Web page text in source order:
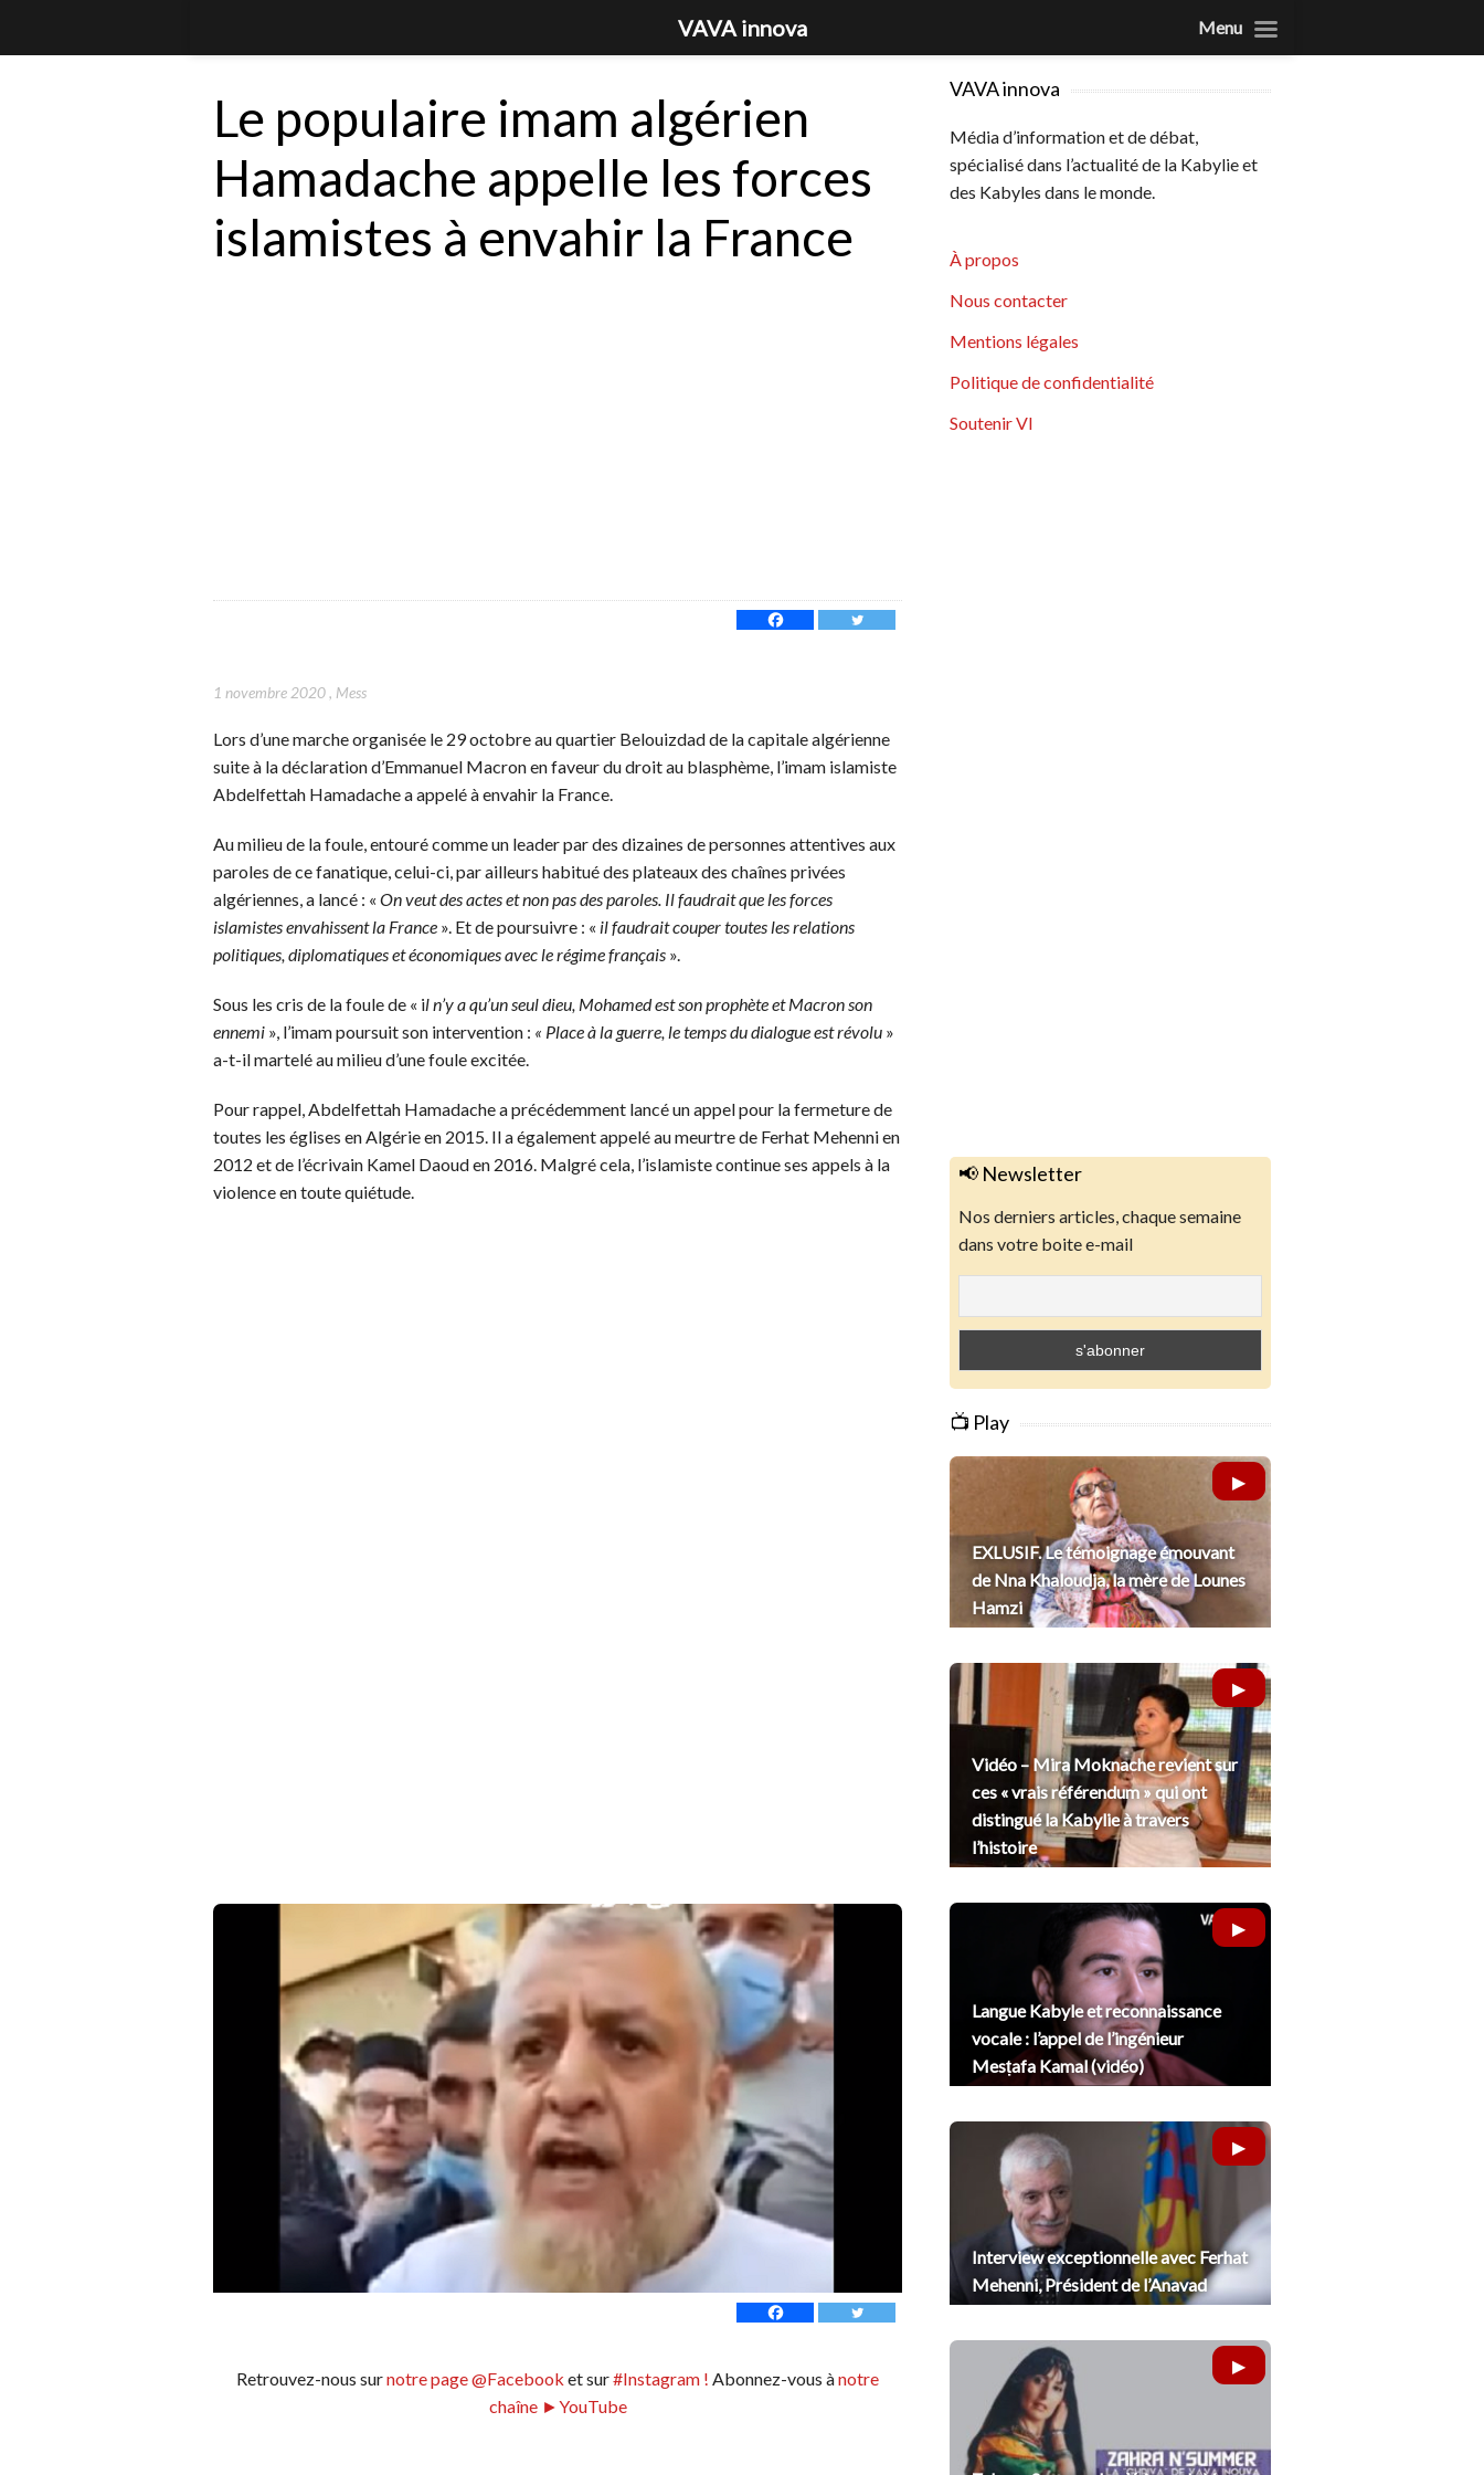
Le populaire imam algérien
Hamadache appelle les forces
islamistes à envahir la France
1 novembre 2020, Mess
Lors d’une marche organisée le 29 octobre au quartier Belouizdad de la capitale algérienne
suite à la déclaration d’Emmanuel Macron en faveur du droit au blasphème, l’imam islamiste
Abdelfettah Hamadache a appelé à envahir la France.
Au milieu de la foule, entouré comme un leader par des dizaines de personnes attentives aux
paroles de ce fanatique, celui-ci, par ailleurs habitué des plateaux des chaînes privées
algériennes, a lancé : «On veut des actes et non pas des paroles. Il faudrait que les forces
islamistes envahissent la France ». Et de poursuivre : « il faudrait couper toutes les relations
politiques, diplomatiques et économiques avec le régime français ».
Sous les cris de la foule de « il n’y a qu’un seul dieu, Mohamed est son prophète et Macron son
ennemi », l’imam poursuit son intervention : « Place à la guerre, le temps du dialogue est révolu »
a-t-il martelé au milieu d’une foule excitée.
Pour rappel, Abdelfettah Hamadache a précédemment lancé un appel pour la fermeture de
toutes les églises en Algérie en 2015. Il a également appelé au meurtre de Ferhat Mehenni en
2012 et de l’écrivain Kamel Daoud en 2016. Malgré cela, l’islamiste continue ses appels à la
violence en toute quiétude.
Retrouvez-nous surnotre page @Facebook et sur#Instagram ! Abonnez-vous ànotre
chaîne ►YouTube
VAVA innova
Média d’information et de débat,
spécialisé dans l’actualité de la Kabylie et
des Kabyles dans le monde.
À propos
Nous contacter
Mentions légales
Politique de confidentialité
Soutenir VI
📢 Newsletter
Nos derniers articles, chaque semaine
dans votre boite e-mail
📺 Play
EXLUSIF. Le témoignage émouvant
de Nna Khaloudja, la mère de Lounes
Hamzi
Vidéo – Mira Moknache revient sur
ces « vrais référendum » qui ont
distingué la Kabylie à travers
l’histoire
Langue Kabyle et reconnaissance
vocale : l’appel de l’ingénieur
Mesṭafa Kamal (vidéo)
Interview exceptionnelle avec Ferhat
Mehenni, Président de l’Anavad
VAVA innova Menu